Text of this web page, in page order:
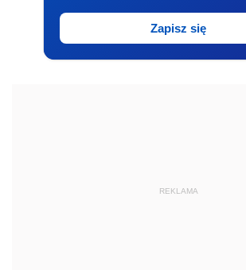
Zapisz się
REKLAMA